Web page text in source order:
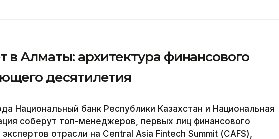
в Алматы: архитектура финансового
десятилетия
Национальный банк Республики Казахстан и Национальная
соберут топ-менеджеров, первых лиц финансового
отрасли на Central Asia Fintech Summit (CAFS),